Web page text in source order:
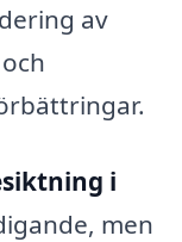
av
i
men